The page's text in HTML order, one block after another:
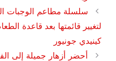
سلسلة مطاعم الوجبات
لتغيير قائمتها بعد قاعدة
كينيدي جونيور
أحضر أزهار جميلة إلى